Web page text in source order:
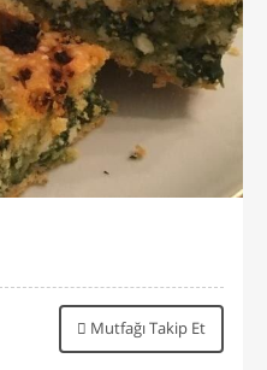
Mutfağı Takip Et